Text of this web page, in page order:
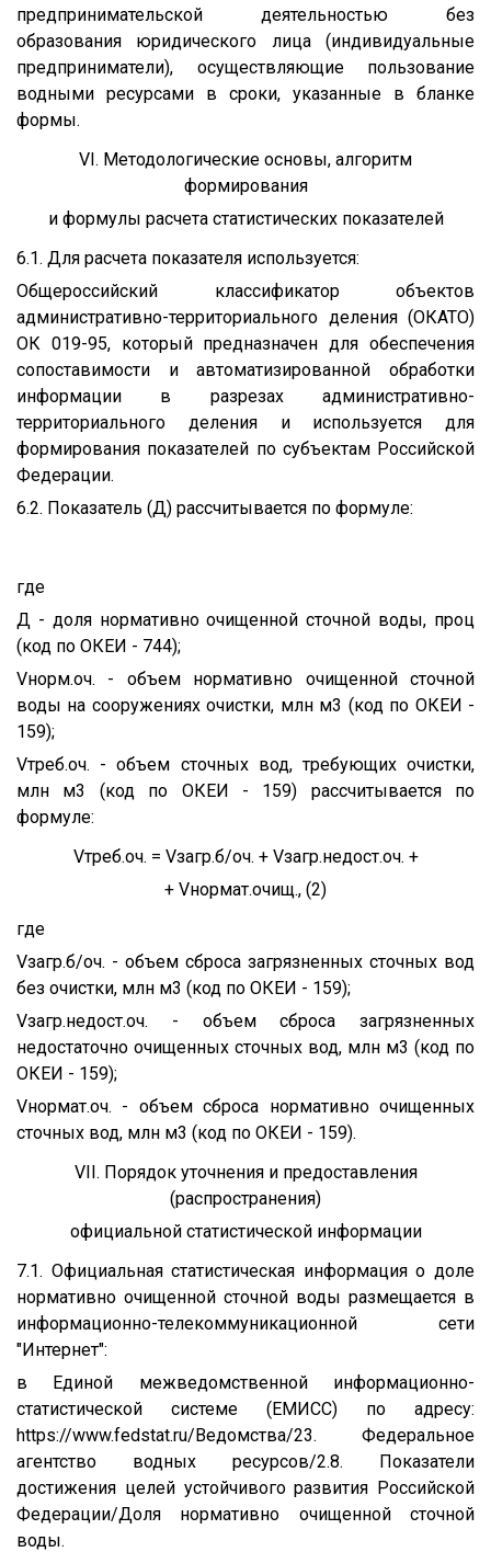
предпринимательской деятельностью без
образования юридического лица (индивидуальные
предприниматели), осуществляющие пользование
водными ресурсами в сроки, указанные в бланке
формы.
VI. Методологические основы, алгоритм
формирования
и формулы расчета статистических показателей
6.1. Для расчета показателя используется:
Общероссийский классификатор объектов
административно-территориального деления (ОКАТО)
ОК 019-95, который предназначен для обеспечения
сопоставимости и автоматизированной обработки
информации в разрезах административно-
территориального деления и используется для
формирования показателей по субъектам Российской
Федерации.
6.2. Показатель (Д) рассчитывается по формуле:
где
Д - доля нормативно очищенной сточной воды, проц
(код по ОКЕИ - 744);
Vнорм.оч. - объем нормативно очищенной сточной
воды на сооружениях очистки, млн м3 (код по ОКЕИ -
159);
Vтреб.оч. - объем сточных вод, требующих очистки,
млн м3 (код по ОКЕИ - 159) рассчитывается по
формуле:
Vтреб.оч. = Vзагр.б/оч. + Vзагр.недост.оч. +
+ Vнормат.очищ., (2)
где
Vзагр.б/оч. - объем сброса загрязненных сточных вод
без очистки, млн м3 (код по ОКЕИ - 159);
Vзагр.недост.оч. - объем сброса загрязненных
недостаточно очищенных сточных вод, млн м3 (код по
ОКЕИ - 159);
Vнормат.оч. - объем сброса нормативно очищенных
сточных вод, млн м3 (код по ОКЕИ - 159).
VII. Порядок уточнения и предоставления
(распространения)
официальной статистической информации
7.1. Официальная статистическая информация о доле
нормативно очищенной сточной воды размещается в
информационно-телекоммуникационной сети
"Интернет":
в Единой межведомственной информационно-
статистической системе (ЕМИСС) по адресу:
https://www.fedstat.ru/Ведомства/23. Федеральное
агентство водных ресурсов/2.8. Показатели
достижения целей устойчивого развития Российской
Федерации/Доля нормативно очищенной сточной
воды.